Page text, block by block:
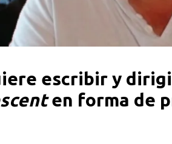
escribir y
en forma de